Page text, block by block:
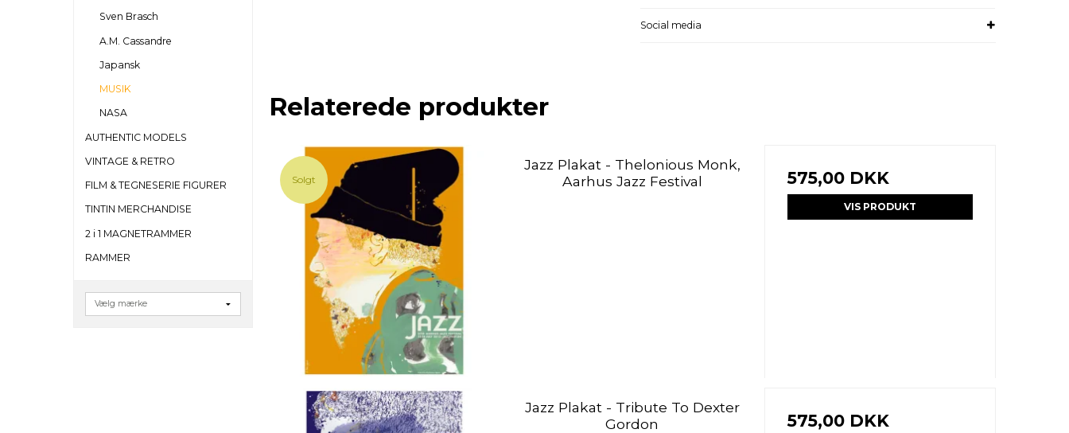
Sven Brasch
A.M. Cassandre
Japansk
MUSIK
NASA
AUTHENTIC MODELS
VINTAGE & RETRO
FILM & TEGNESERIE FIGURER
TINTIN MERCHANDISE
2 i 1 MAGNETRAMMER
RAMMER
Social media
Relaterede produkter
Solgt
Jazz Plakat - Thelonious Monk,
Aarhus Jazz Festival
575,00 DKK
VIS PRODUKT
Jazz Plakat - Tribute To Dexter
Gordon
575,00 DKK